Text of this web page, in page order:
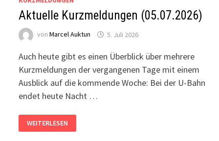
Aktuelle Kurzmeldungen (05.07.2026)
vonMarcel Auktun 5. Juli 2026
Auch heute gibt es einen Überblick über mehrere
Kurzmeldungen der vergangenen Tage mit einem
Ausblick auf die kommende Woche: Bei der U-Bahn
endet heute Nacht …
KURZMELDUNGEN
(05.07.2026)
WEITERLESEN